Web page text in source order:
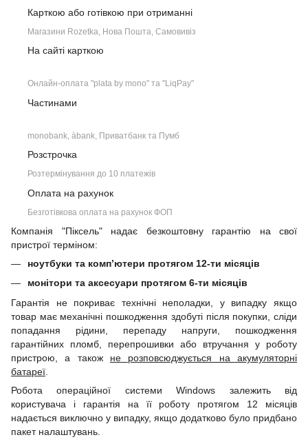
Карткою або готівкою при отриманні
Магазини Rozetka, Нова Пошта, Самовивіз
На сайті карткою
Онлайн-оплата "plata by mono" та "LiqPay"
Частинами
monobank, àbank, Приватбанк та Пумб
Розстрочка
Розтермінування до 10 платежів
Оплата на рахунок
Безготівкова оплата на рахунок ФОП
Компанія "Піксель" надає безкоштовну гарантію на свої
пристрої терміном:
ноутбуки та комп’ютери протягом 12-ти місяців
монітори та аксесуари протягом 6-ти місяців
Гарантія не покриває технічні неполадки, у випадку якщо
товар має механічні пошкодження здобуті після покупки, сліди
попадання рідини, перепаду напруги, пошкодження
гарантійних пломб, перепрошивки або втручання у роботу
пристрою, а також не розповсюджується на акумуляторні
батареї
Робота операційної системи Windows залежить від
користувача і гарантія на її роботу протягом 12 місяців
надається виключно у випадку, якщо додатково було придбано
пакет налаштувань.